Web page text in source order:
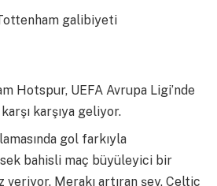
galibiyeti
Hotspur, UEFA Avrupa Ligi’nde
karşıya geliyor.
gol farkıyla
bahisli maç büyüleyici bir
veriyor. Merakı artıran şey, Celtic